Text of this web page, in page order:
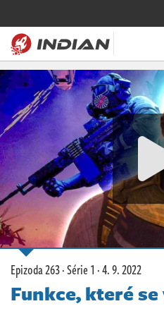
Magazín
Recenze
Videa
Soutěže
Databáze
Komunita
Redakce
Epizoda 263 · Série 1 ·4. 9. 2022
Funkce, které